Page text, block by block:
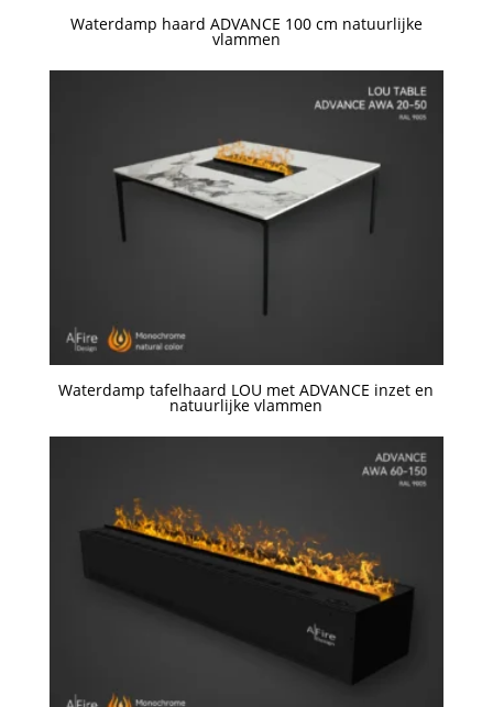
Waterdamp haard ADVANCE 100 cm natuurlijke
vlammen
Waterdamp tafelhaard LOU met ADVANCE inzet en
natuurlijke vlammen